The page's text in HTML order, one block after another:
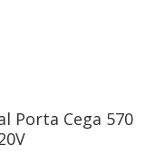
Porta Cega 570